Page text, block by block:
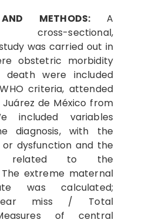
AND METHODS: A
cross-sectional,
was carried out in
obstetric morbidity
death were included
criteria, attended
de México from
included variables
diagnosis, with the
dysfunction and the
related to the
extreme maternal
was calculated;
miss / Total
of central